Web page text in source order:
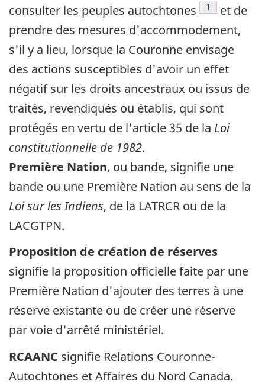
consulter les peuples autochtones
Note de bas
1
et de
prendre des mesures d'accommodement,
s'il y a lieu, lorsque la Couronne envisage
des actions susceptibles d'avoir un effet
négatif sur les droits ancestraux ou issus de
traités, revendiqués ou établis, qui sont
protégés en vertu de l'article 35 de la Loi
constitutionnelle de 1982.
Première Nation, ou bande, signifie une
bande ou une Première Nation au sens de la
Loi sur les Indiens, de la LATRCR ou de la
LACGTPN.
Proposition de création de réserves
signifie la proposition officielle faite par une
Première Nation d'ajouter des terres à une
réserve existante ou de créer une réserve
par voie d'arrêté ministériel.
RCAANC signifie Relations Couronne-
Autochtones et Affaires du Nord Canada.